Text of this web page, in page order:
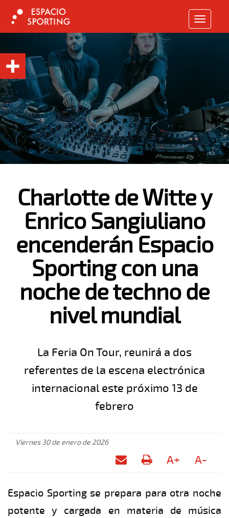
TOGGLE
Charlotte de Witte y
Enrico Sangiuliano
encenderán Espacio
Sporting con una
noche de techno de
nivel mundial
La Feria On Tour, reunirá a dos
referentes de la escena electrónica
internacional este próximo 13 de
febrero
Viernes 30 de enero de 2026
A+ A-
Espacio Sporting se prepara para otra noche
potente y cargada en materia de música